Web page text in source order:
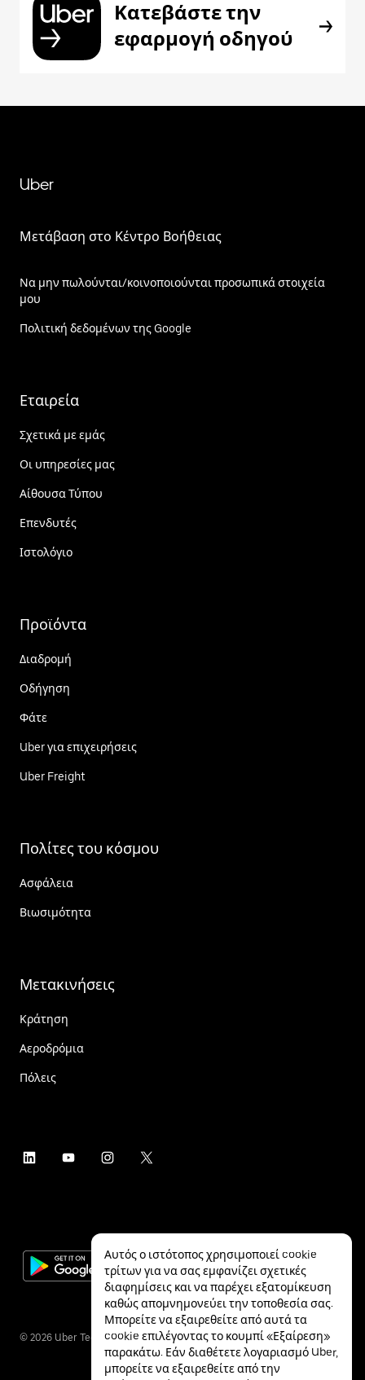
Κατεβάστε την
εφαρμογή οδηγού
Uber
Μετάβαση στο Κέντρο Βοήθειας
Να μην πωλούνται/κοινοποιούνται προσωπικά στοιχεία
μου
Πολιτική δεδομένων της Google
Εταιρεία
Σχετικά με εμάς
Οι υπηρεσίες μας
Αίθουσα Τύπου
Επενδυτές
Ιστολόγιο
Προϊόντα
Διαδρομή
Οδήγηση
Φάτε
Uber για επιχειρήσεις
Uber Freight
Πολίτες του κόσμου
Ασφάλεια
Βιωσιμότητα
Μετακινήσεις
Κράτηση
Αεροδρόμια
Πόλεις
© 2026 Uber Technologies Inc.
Αυτός ο ιστότοπος χρησιμοποιεί cookie
τρίτων για να σας εμφανίζει σχετικές
διαφημίσεις και να παρέχει εξατομίκευση
καθώς απομνημονεύει την τοποθεσία σας.
Μπορείτε να εξαιρεθείτε από αυτά τα
cookie επιλέγοντας το κουμπί «Εξαίρεση»
παρακάτω. Εάν διαθέτετε λογαριασμό Uber,
μπορείτε να εξαιρεθείτε από την